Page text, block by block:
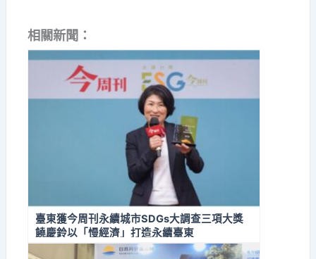
相關新聞：
臺東獲今周刊永續城市SDGs大調查三項大獎
饒慶鈴以「慢經濟」打造永續臺東